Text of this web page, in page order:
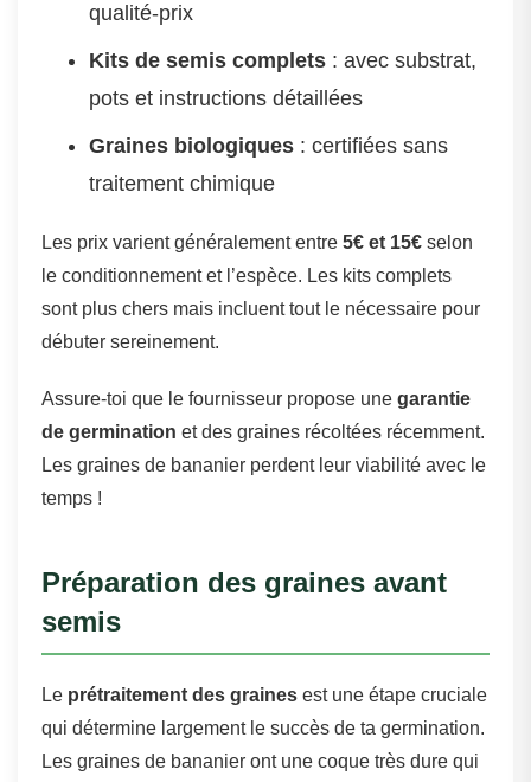
qualité-prix
Kits de semis complets : avec substrat,
pots et instructions détaillées
Graines biologiques : certifiées sans
traitement chimique
Les prix varient généralement entre 5€ et 15€ selon
le conditionnement et l’espèce. Les kits complets
sont plus chers mais incluent tout le nécessaire pour
débuter sereinement.
Assure-toi que le fournisseur propose une garantie
de germination et des graines récoltées récemment.
Les graines de bananier perdent leur viabilité avec le
temps !
Préparation des graines avant
semis
Le prétraitement des graines est une étape cruciale
qui détermine largement le succès de ta germination.
Les graines de bananier ont une coque très dure qui